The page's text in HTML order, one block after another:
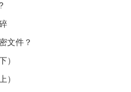
文件？
）
）